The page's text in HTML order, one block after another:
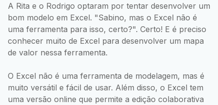
A Rita e o Rodrigo optaram por tentar desenvolver um
bom modelo em Excel. "Sabino, mas o Excel não é
uma ferramenta para isso, certo?". Certo! E é preciso
conhecer muito de Excel para desenvolver um mapa
de valor nessa ferramenta.
O Excel não é uma ferramenta de modelagem, mas é
muito versátil e fácil de usar. Além disso, o Excel tem
uma versão online que permite a edição colaborativa